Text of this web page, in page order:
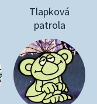
Tlapková
patrola